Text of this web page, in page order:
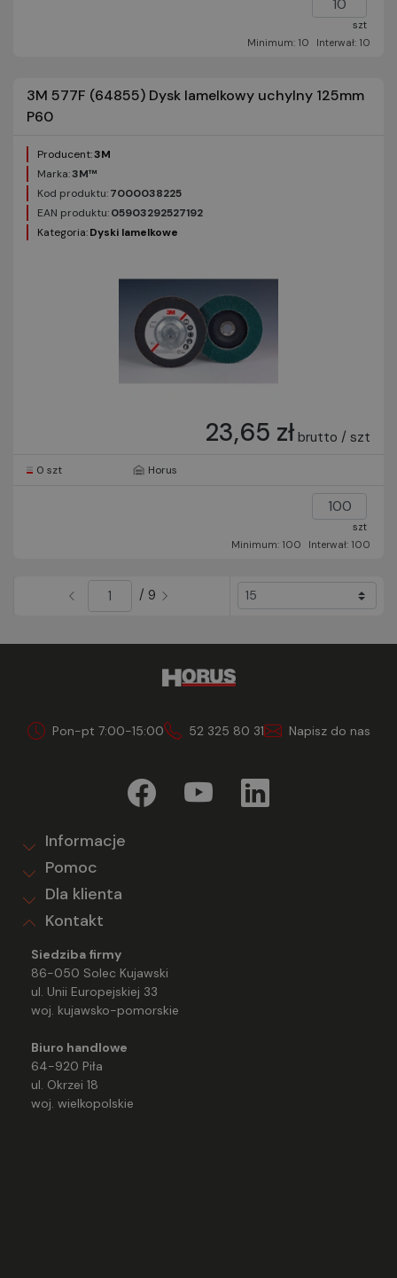
szt
Minimum: 10
Interwał: 10
3M 577F (64855) Dysk lamelkowy uchylny 125mm
P60
Producent:3M
Marka:3M™
Kod produktu:7000038225
EAN produktu:05903292527192
Kategoria:Dyski lamelkowe
23,65 zł brutto / szt
0 szt Horus
szt
Minimum: 100
Interwał: 100
/ 9
Pon-pt 7:00-15:00 52 325 80 31 Napisz do nas
Informacje
Pomoc
Dla klienta
Kontakt
Siedziba firmy
86-050 Solec Kujawski
ul. Unii Europejskiej 33
woj. kujawsko-pomorskie
Biuro handlowe
64-920 Piła
ul. Okrzei 18
woj. wielkopolskie